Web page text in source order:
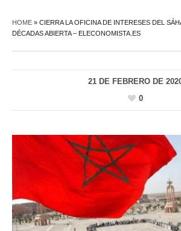
HOME » CIERRA LA OFICINA DE INTERESES DEL
DÉCADAS ABIERTA – ELECONOMISTA.ES
21 DE FEBRERO DE
0